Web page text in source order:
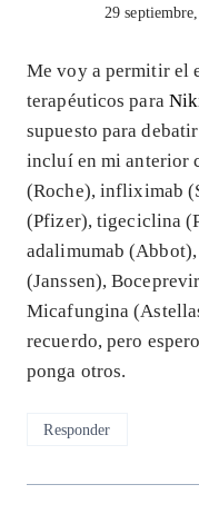
29
Me voy a permitir el
terapéuticos para
supuesto para
incluí en mi anterior
(Roche), infliximab
(Pfizer), tigeciclina
adalimumab
(Janssen),
Micafungina
recuerdo, pero
ponga otros.
Responder